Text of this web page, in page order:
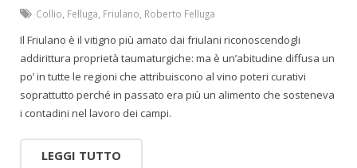
Collio Felluga Friulano Roberto Felluga
Il Friulano è il vitigno più amato dai friulani riconoscendogli
addirittura proprietà taumaturgiche: ma è un’abitudine diffusa un
po’ in tutte le regioni che attribuiscono al vino poteri curativi
soprattutto perché in passato era più un alimento che sosteneva
i contadini nel lavoro dei campi.
LEGGI TUTTO